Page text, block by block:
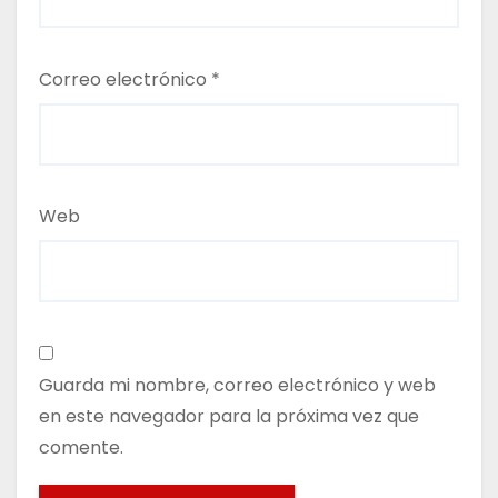
Correo electrónico *
Web
Guarda mi nombre, correo electrónico y web
en este navegador para la próxima vez que
comente.